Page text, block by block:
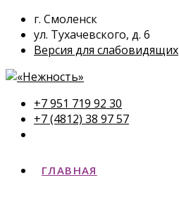
г. Смоленск
ул. Тухачевского, д. 6
Версия для слабовидящих
+7 951 719 92 30
+7 (4812) 38 97 57
ГЛАВНАЯ